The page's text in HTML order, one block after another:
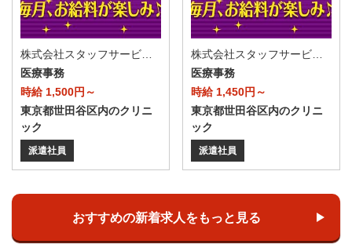
医療事務
時給 1,500円～
東京都世田谷区内のクリニ
ック
派遣社員
医療事務
時給 1,450円～
東京都世田谷区内のクリニ
ック
派遣社員
おすすめの新着求人をもっと見る